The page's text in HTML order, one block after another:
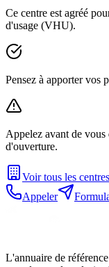
Ce centre est agréé
d'usage (VHU).
Pensez à apporter vos
Appelez avant de
d'ouverture.
Voir tous les
Appeler
L'annuaire de